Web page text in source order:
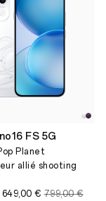
FS 5G
Planet
allié shooting
649,00 € 799,00 €